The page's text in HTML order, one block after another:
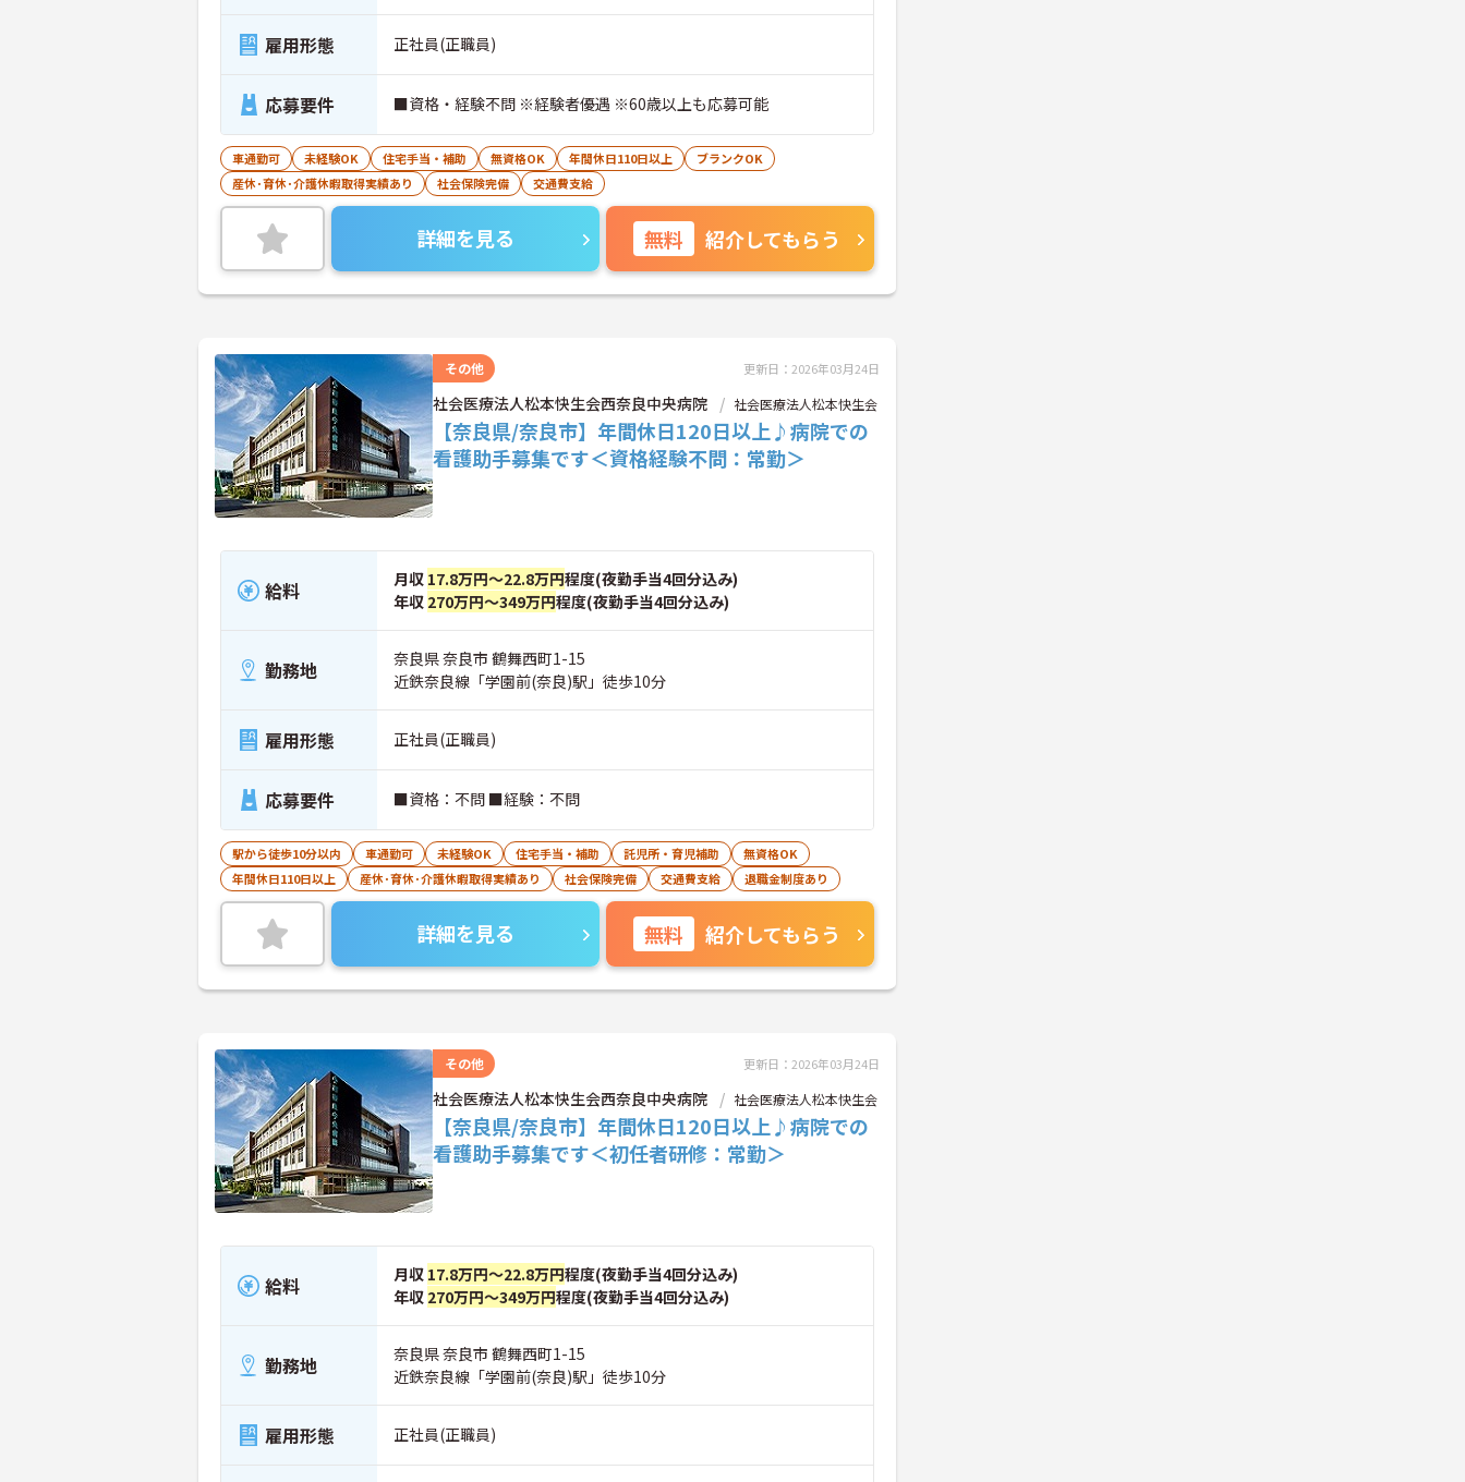
雇用形態 正社員(正職員)
応募要件 ■資格・経験不問 ※経験者優遇 ※60歳以上も応募可能
車通勤可 未経験OK 住宅手当・補助 無資格OK 年間休日110日以上
ブランクOK
産休･育休･介護休暇取得実績あり
社会保険完備 交通費支給
詳細を見る 無料 紹介してもらう
その他 更新日：2026年03月24日
社会医療法人松本快生会西奈良中央病院 社会医療法人松本快生会
【奈良県/奈良市】年間休日120日以上♪病院での
看護助手募集です＜資格経験不問：常勤＞
給料 月収 17.8万円～22.8万円程度(夜勤手当4回分込み)
年収 270万円～349万円程度(夜勤手当4回分込み)
勤務地
奈良県 奈良市 鶴舞西町1-15
近鉄奈良線「学園前(奈良)駅」徒歩10分
雇用形態 正社員(正職員)
応募要件 ■資格：不問 ■経験：不問
駅から徒歩10分以内 車通勤可 未経験OK 住宅手当・補助 託児所・育児補助
無資格OK
年間休日110日以上
産休･育休･介護休暇取得実績あり 社会保険完備 交通費支給 退職金制度あり
詳細を見る 無料 紹介してもらう
その他 更新日：2026年03月24日
社会医療法人松本快生会西奈良中央病院 社会医療法人松本快生会
【奈良県/奈良市】年間休日120日以上♪病院での
看護助手募集です＜初任者研修：常勤＞
給料 月収 17.8万円～22.8万円程度(夜勤手当4回分込み)
年収 270万円～349万円程度(夜勤手当4回分込み)
勤務地
奈良県 奈良市 鶴舞西町1-15
近鉄奈良線「学園前(奈良)駅」徒歩10分
雇用形態 正社員(正職員)